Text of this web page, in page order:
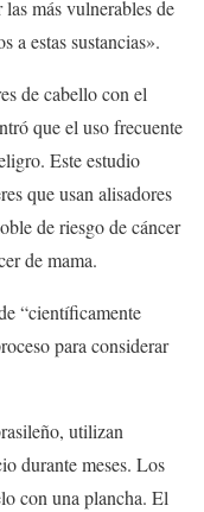
las más vulnerables de
a estas sustancias».
de cabello con el
que el uso frecuente
Este estudio
que usan alisadores
de riesgo de cáncer
de mama.
“científicamente
para considerar
utilizan
durante meses. Los
con una plancha. El